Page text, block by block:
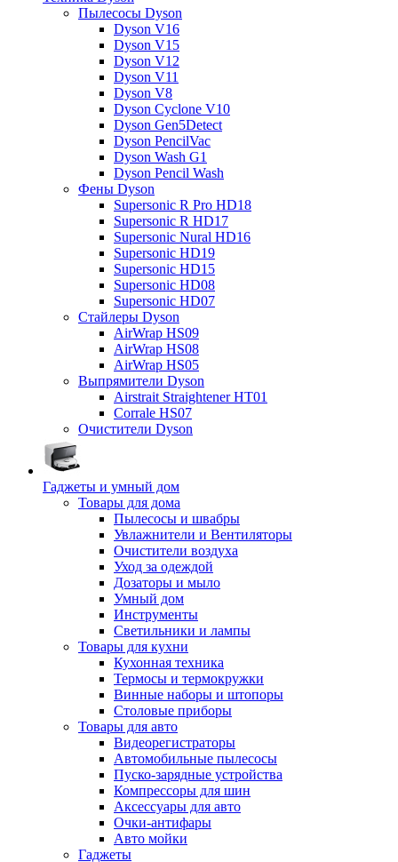
Пылесосы Dyson
Dyson V16
Dyson V15
Dyson V12
Dyson V11
Dyson V8
Dyson Cyclone V10
Dyson Gen5Detect
Dyson PencilVac
Dyson Wash G1
Dyson Pencil Wash
Фены Dyson
Supersonic R Pro HD18
Supersonic R HD17
Supersonic Nural HD16
Supersonic HD19
Supersonic HD15
Supersonic HD08
Supersonic HD07
Стайлеры Dyson
AirWrap HS09
AirWrap HS08
AirWrap HS05
Выпрямители Dyson
Airstrait Straightener HT01
Corrale HS07
Очистители Dyson
Гаджеты и умный дом
Товары для дома
Пылесосы и швабры
Увлажнители и Вентиляторы
Очистители воздуха
Уход за одеждой
Дозаторы и мыло
Умный дом
Инструменты
Светильники и лампы
Товары для кухни
Кухонная техника
Термосы и термокружки
Винные наборы и штопоры
Столовые приборы
Товары для авто
Видеорегистраторы
Автомобильные пылесосы
Пуско-зарядные устройства
Компрессоры для шин
Аксессуары для авто
Очки-антифары
Авто мойки
Гаджеты